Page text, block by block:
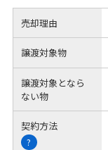
売却理由
譲渡対象物
譲渡対象となら
ない物
契約方法
?